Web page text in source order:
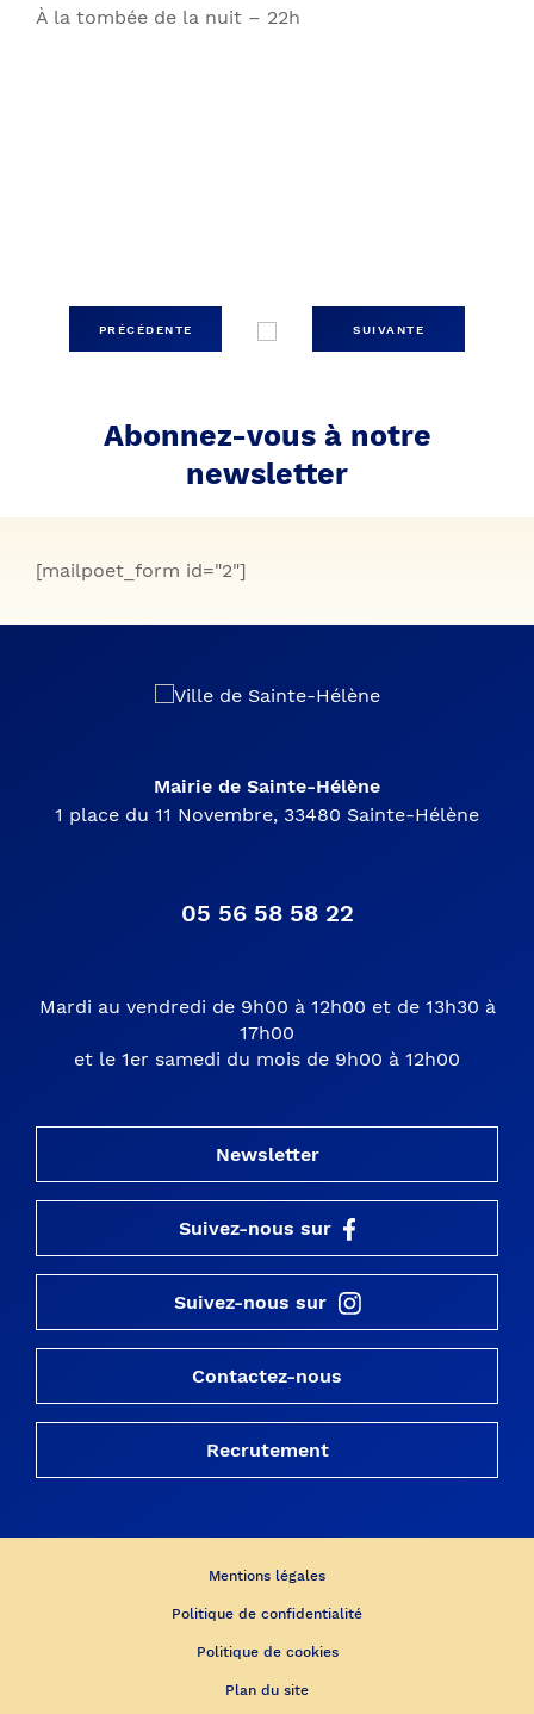
À la tombée de la nuit – 22h
PRÉCÉDENTE SUIVANTE
Abonnez-vous à notre
newsletter
[mailpoet_form id="2"]
Mairie de Sainte-Hélène
1 place du 11 Novembre, 33480 Sainte-Hélène
05 56 58 58 22
Mardi au vendredi de 9h00 à 12h00 et de 13h30 à
17h00
et le 1er samedi du mois de 9h00 à 12h00
Newsletter
Suivez-nous sur
Suivez-nous sur
Contactez-nous
Recrutement
Mentions légales
Politique de confidentialité
Politique de cookies
Plan du site